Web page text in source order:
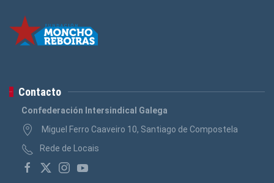
Contacto
Confederación Intersindical Galega
Miguel Ferro Caaveiro 10, Santiago de Compostela
Rede de Locais